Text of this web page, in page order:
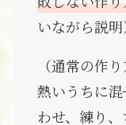
いながら説明
（通常の作
熱いうちに
わせ、練り